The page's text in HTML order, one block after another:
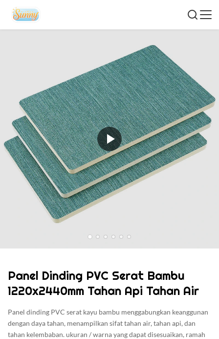
Panel Dinding PVC Serat Bambu
1220x2440mm Tahan Api Tahan Air
Panel dinding PVC serat kayu bambu menggabungkan keanggunan
dengan daya tahan, menampilkan sifat tahan air, tahan api, dan
tahan kelembaban. ukuran / warna yang dapat disesuaikan, ramah